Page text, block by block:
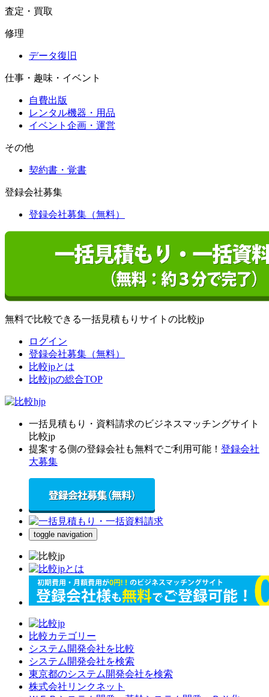
査定・買取
修理
データ復旧
仕事・趣味・イベント
自費出版
レンタル機器・用品
イベント企画・運営
その他
契約書・覚書
登録会社募集
登録会社募集（無料）
無料で比較できる一括見積もりサイトの比較jp
ログイン
登録会社募集（無料）
比較jpとは
比較jpの総合TOP
一括見積もり・資料請求のビジネスマッチングサイト
比較jp
提案する側の登録会社も無料でご利用可能！ 登録会社
大募集
toggle navigation
比較カテゴリー
システム開発会社を比較
システム開発会社を検索
東京都のシステム開発会社を検索
株式会社リンクネット